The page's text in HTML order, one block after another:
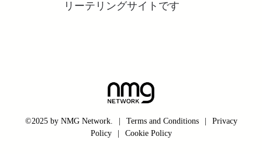
リーテリングサイトです
©2025 by NMG Network. | Terms and Conditions |
Privacy
Policy
| Cookie Policy